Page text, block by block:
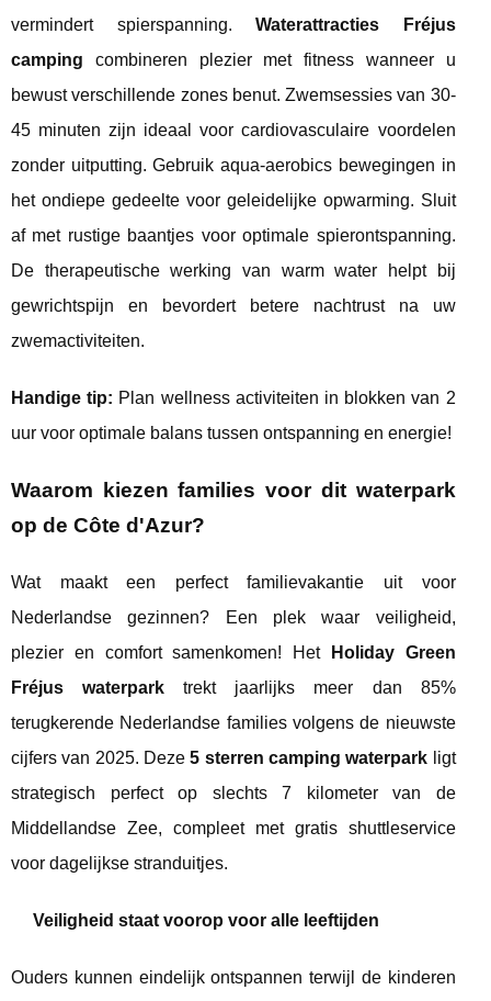
vermindert spierspanning.Waterattracties Fréjus
camping combineren plezier met fitness wanneer u
bewust verschillende zones benut. Zwemsessies van 30-
45 minuten zijn ideaal voor cardiovasculaire voordelen
zonder uitputting. Gebruik aqua-aerobics bewegingen in
het ondiepe gedeelte voor geleidelijke opwarming. Sluit
af met rustige baantjes voor optimale spierontspanning.
De therapeutische werking van warm water helpt bij
gewrichtspijn en bevordert betere nachtrust na uw
zwemactiviteiten.
Handige tip: Plan wellness activiteiten in blokken van 2
uur voor optimale balans tussen ontspanning en energie!
Waarom kiezen families voor dit waterpark
op de Côte d'Azur?
Wat maakt een perfect familievakantie uit voor
Nederlandse gezinnen? Een plek waar veiligheid,
plezier en comfort samenkomen! Het
Holiday Green
Fréjus waterpark trekt jaarlijks meer dan 85%
terugkerende Nederlandse families volgens de nieuwste
cijfers van 2025. Deze5 sterren camping waterpark ligt
strategisch perfect op slechts 7 kilometer van de
Middellandse Zee, compleet met gratis shuttleservice
voor dagelijkse stranduitjes.
Veiligheid staat voorop voor alle leeftijden
Ouders kunnen eindelijk ontspannen terwijl de kinderen